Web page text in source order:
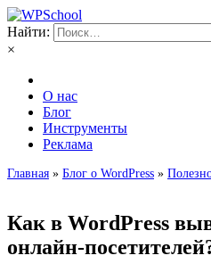
Найти:
×
О нас
Блог
Инструменты
Реклама
Главная » Блог о WordPress »
Как в WordPress
онлайн-